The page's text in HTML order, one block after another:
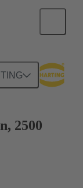
2500